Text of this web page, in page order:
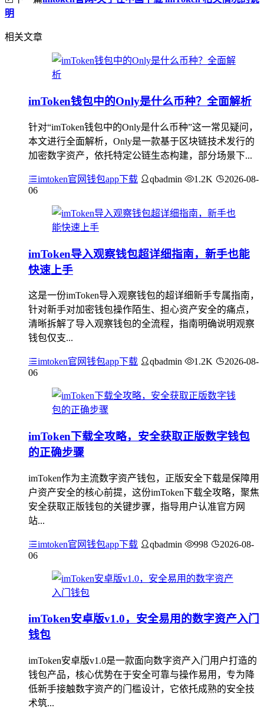
明
相关文章
imToken钱包中的Only是什么币种？全面解析
针对“imToken钱包中的Only是什么币种”这一常见疑问，
本文进行全面解析，Only是一款基于区块链技术发行的
加密数字资产，依托特定公链生态构建，部分场景下...
imtoken官网钱包app下载 qbadmin 1.2K
2026-08-
06
imToken导入观察钱包超详细指南，新手也能
快速上手
这是一份imToken导入观察钱包的超详细新手专属指南，
针对新手对加密钱包操作陌生、担心资产安全的痛点，
清晰拆解了导入观察钱包的全流程，指南明确说明观察
钱包仅支...
imtoken官网钱包app下载 qbadmin 1.2K
2026-08-
06
imToken下载全攻略，安全获取正版数字钱包
的正确步骤
imToken作为主流数字资产钱包，正版安全下载是保障用
户资产安全的核心前提，这份imToken下载全攻略，聚焦
安全获取正版钱包的关键步骤，指导用户认准官方网
站...
imtoken官网钱包app下载 qbadmin 998
2026-08-
06
imToken安卓版v1.0，安全易用的数字资产入门
钱包
imToken安卓版v1.0是一款面向数字资产入门用户打造的
钱包产品，核心优势在于安全可靠与操作易用，专为降
低新手接触数字资产的门槛设计，它依托成熟的安全技
术筑...